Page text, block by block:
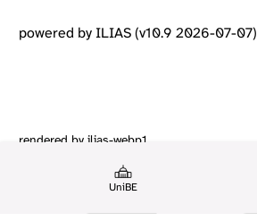
UniBE
powered by ILIAS (v10.9 2026-07-07)
rendered by ilias-webp1